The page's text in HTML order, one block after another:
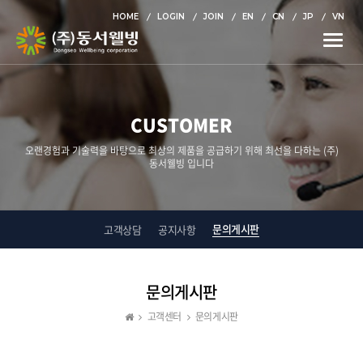
HOME LOGIN JOIN EN CN JP VN
Toggle
CUSTOMER
오랜경험과 기술력을 바탕으로 최상의 제품을 공급하기 위해 최선을 다하는 (주)
동서웰빙 입니다
고객상담 공지사항 문의게시판
문의게시판
고객센터 문의게시판